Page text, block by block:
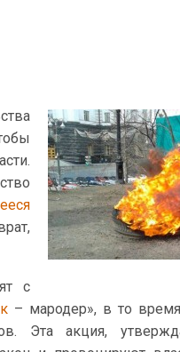
с
– мародер», в то
Эта акция,